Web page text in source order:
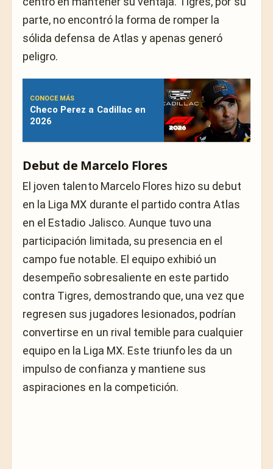
parte, no encontró la forma de romper la
sólida defensa de Atlas y apenas generó
peligro.
CONOCE MÁS
Checo Perez a Cadillac en
2026
Debut de Marcelo Flores
El joven talento Marcelo Flores hizo su debut
en la Liga MX durante el partido contra Atlas
en el Estadio Jalisco. Aunque tuvo una
participación limitada, su presencia en el
campo fue notable. El equipo exhibió un
desempeño sobresaliente en este partido
contra Tigres, demostrando que, una vez que
regresen sus jugadores lesionados, podrían
convertirse en un rival temible para cualquier
equipo en la Liga MX. Este triunfo les da un
impulso de confianza y mantiene sus
aspiraciones en la competición.